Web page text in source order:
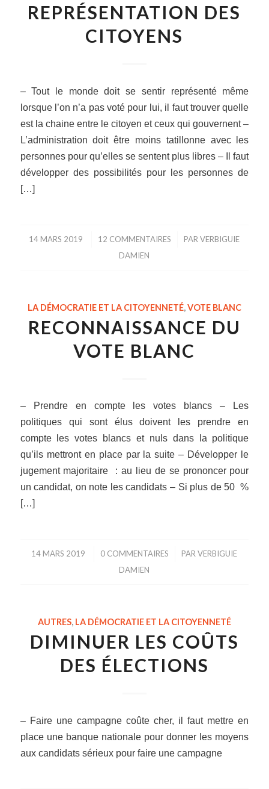
REPRÉSENTATION DES
CITOYENS
– Tout le monde doit se sentir représenté même
lorsque l’on n’a pas voté pour lui, il faut trouver quelle
est la chaine entre le citoyen et ceux qui gouvernent –
L’administration doit être moins tatillonne avec les
personnes pour qu’elles se sentent plus libres – Il faut
développer des possibilités pour les personnes de
[…]
14 MARS 2019
/ 12 COMMENTAIRES
/ PARVERBIGUIE
DAMIEN
LA DÉMOCRATIE ET LA CITOYENNETÉ,VOTE BLANC
RECONNAISSANCE DU
VOTE BLANC
– Prendre en compte les votes blancs – Les
politiques qui sont élus doivent les prendre en
compte les votes blancs et nuls dans la politique
qu’ils mettront en place par la suite – Développer le
jugement majoritaire : au lieu de se prononcer pour
un candidat, on note les candidats – Si plus de 50 %
[…]
14 MARS 2019
/ 0 COMMENTAIRES
/ PARVERBIGUIE
DAMIEN
AUTRES, LA DÉMOCRATIE ET LA CITOYENNETÉ
DIMINUER LES COÛTS
DES ÉLECTIONS
– Faire une campagne coûte cher, il faut mettre en
place une banque nationale pour donner les moyens
aux candidats sérieux pour faire une campagne